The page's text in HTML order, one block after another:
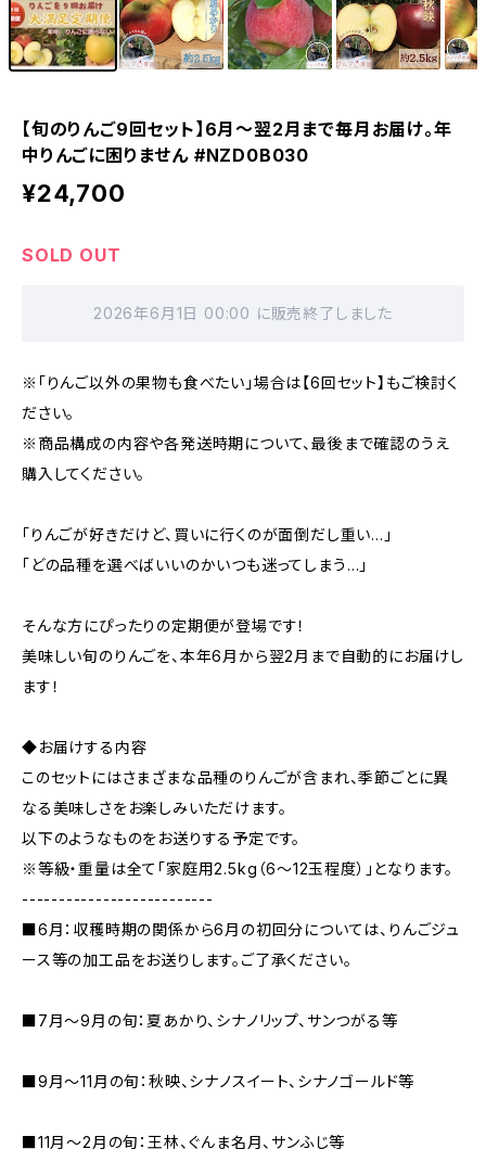
【旬のりんご9回セット】6月～翌2月まで毎月お届け。年
中りんごに困りません #NZD0B030
¥24,700
SOLD OUT
2026年6月1日 00:00 に販売終了しました
※「りんご以外の果物も食べたい」場合は【6回セット】もご検討く
ださい。
※商品構成の内容や各発送時期について、最後まで確認のうえ
購入してください。
「りんごが好きだけど、買いに行くのが面倒だし重い…」
「どの品種を選べばいいのかいつも迷ってしまう…」
そんな方にぴったりの定期便が登場です！
美味しい旬のりんごを、本年6月から翌2月まで自動的にお届けし
ます！
◆お届けする内容
このセットにはさまざまな品種のりんごが含まれ、季節ごとに異
なる美味しさをお楽しみいただけます。
以下のようなものをお送りする予定です。
※等級・重量は全て「家庭用2.5kg（6～12玉程度）」となります。
--------------------------
■6月：収穫時期の関係から6月の初回分については、りんごジュ
ース等の加工品をお送りします。ご了承ください。
■7月～9月の旬：夏あかり、シナノリップ、サンつがる等
■9月～11月の旬：秋映、シナノスイート、シナノゴールド等
■11月～2月の旬：王林、ぐんま名月、サンふじ等